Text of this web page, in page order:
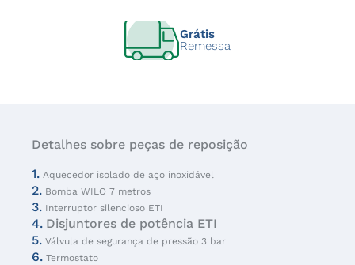
Grátis
Remessa
Detalhes sobre peças de reposição
1. Aquecedor isolado de aço inoxidável
2. Bomba WILO 7 metros
3. Interruptor silencioso ETI
4. Disjuntores de potência ETI
5. Válvula de segurança de pressão 3 bar
6. Termostato